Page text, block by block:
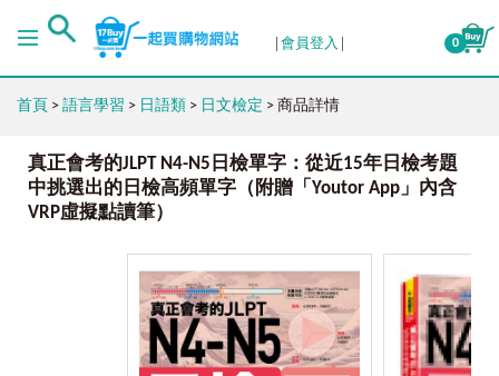
會員登入 0
首頁 > 語言學習 > 日語類 > 日文檢定 > 商品詳情
真正會考的JLPT N4-N5日檢單字：從近15年日檢考題
中挑選出的日檢高頻單字（附贈「Youtor App」內含
VRP虛擬點讀筆）